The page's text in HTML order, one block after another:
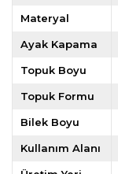
Materyal
Ayak Kapama
Topuk Boyu
Topuk Formu
Bilek Boyu
Kullanım Alanı